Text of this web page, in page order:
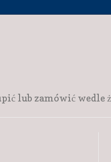
lub zamówić wedle